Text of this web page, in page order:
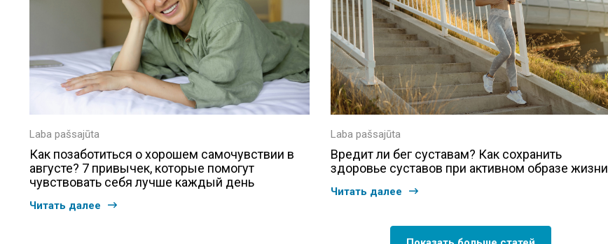
Laba pašsajūta
Как позаботиться о хорошем самочувствии в
августе? 7 привычек, которые помогут
чувствовать себя лучше каждый день
Читать далее
Laba pašsajūta
Вредит ли бег суставам? Как сохранить
здоровье суставов при активном образе жизни
Читать далее